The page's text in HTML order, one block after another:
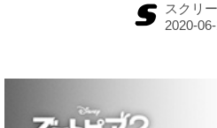
スクリ